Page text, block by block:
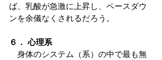
ば、乳酸が急激に上昇し、ペースダウ
ンを余儀なくされるだろう。
６． 心理系
身体のシステム（系）の中で最も無